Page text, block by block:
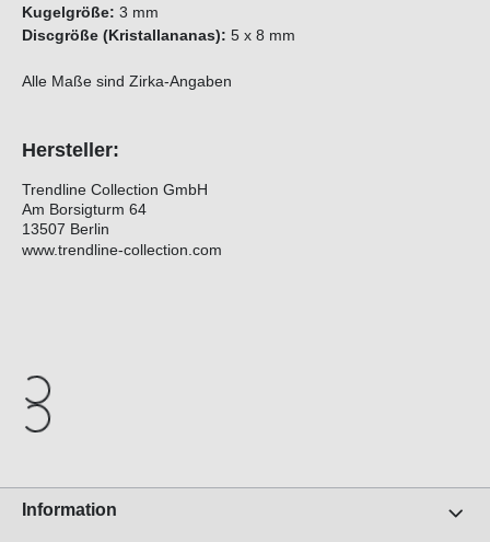
Kugelgröße: 3 mm
Discgröße (Kristallananas): 5 x 8 mm
Alle Maße sind Zirka-Angaben
Hersteller:
Trendline Collection GmbH
Am Borsigturm 64
13507 Berlin
www.trendline-collection.com
Information